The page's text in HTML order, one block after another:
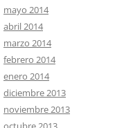
mayo 2014
abril 2014
marzo 2014
febrero 2014
enero 2014
diciembre 2013
noviembre 2013